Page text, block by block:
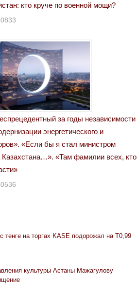
кто круче по военной мощи?
за годы независимости
энергетического и
«Если бы я стал министром
Казахстана…». «Там фамилии всех, кто
тенге на торгах KASE подорожал на Т0,99
культуры Астаны Мажагулову